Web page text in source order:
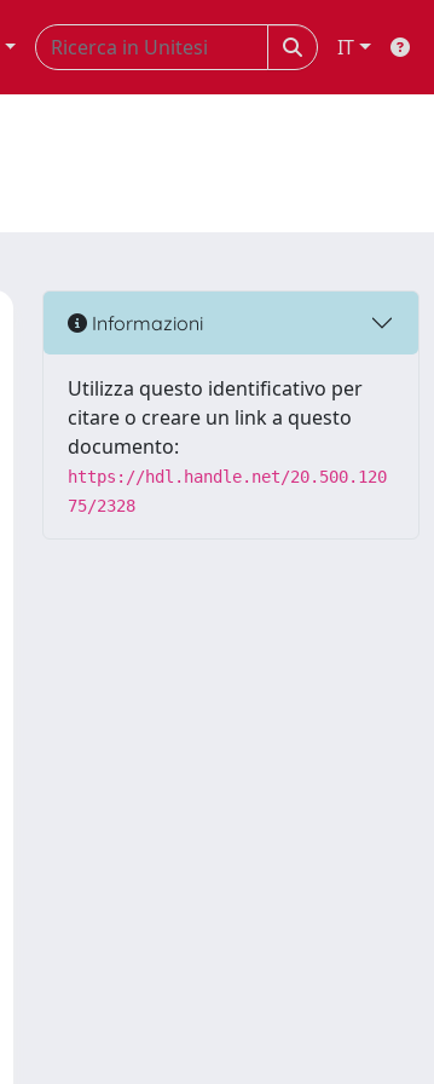
IT
Informazioni
Utilizza questo identificativo per
citare o creare un link a questo
documento:
https://hdl.handle.net/20.500.120
75/2328